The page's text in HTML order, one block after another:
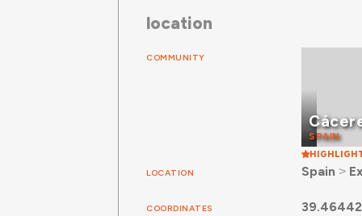
location
COMMUNITY
SPAIN
LOCATION Spain ˃
COORDINATES